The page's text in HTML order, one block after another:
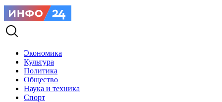
Экономика
Культура
Политика
Общество
Наука и техника
Спорт